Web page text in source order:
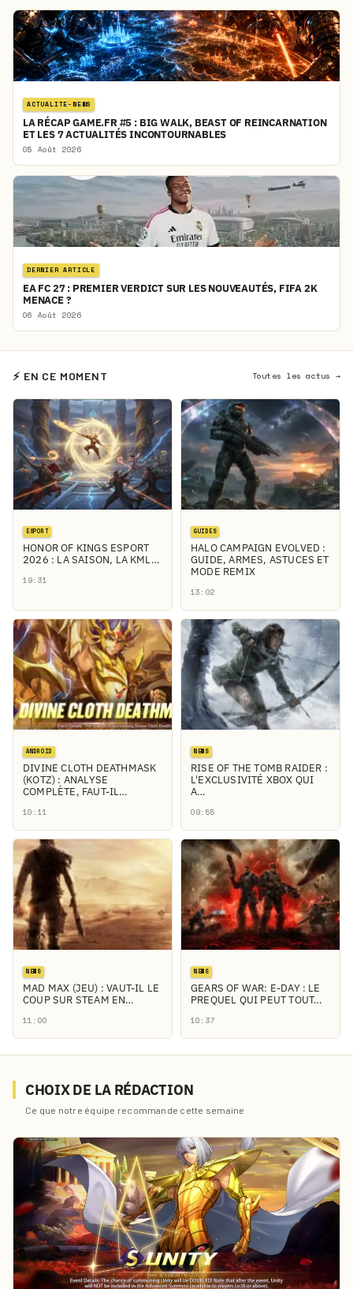
ACTUALITE-NEWS
LA RÉCAP GAME.FR #5 : BIG WALK, BEAST OF REINCARNATION
ET LES 7 ACTUALITÉS INCONTOURNABLES
05 Août 2026
DERNIER ARTICLE
EA FC 27 : PREMIER VERDICT SUR LES NOUVEAUTÉS, FIFA 2K
MENACE ?
06 Août 2026
⚡ EN CE MOMENT Toutes les actus →
ESPORT
HONOR OF KINGS ESPORT
2026 : LA SAISON, LA KML…
19:31
GUIDES
HALO CAMPAIGN EVOLVED :
GUIDE, ARMES, ASTUCES ET
MODE REMIX
13:02
ANDROID
DIVINE CLOTH DEATHMASK
(KOTZ) : ANALYSE
COMPLÈTE, FAUT-IL…
10:11
NEWS
RISE OF THE TOMB RAIDER :
L'EXCLUSIVITÉ XBOX QUI
A…
09:55
NEWS
MAD MAX (JEU) : VAUT-IL LE
COUP SUR STEAM EN…
11:00
NEWS
GEARS OF WAR: E-DAY : LE
PREQUEL QUI PEUT TOUT…
10:37
CHOIX DE LA RÉDACTION
Ce que notre équipe recommande cette semaine